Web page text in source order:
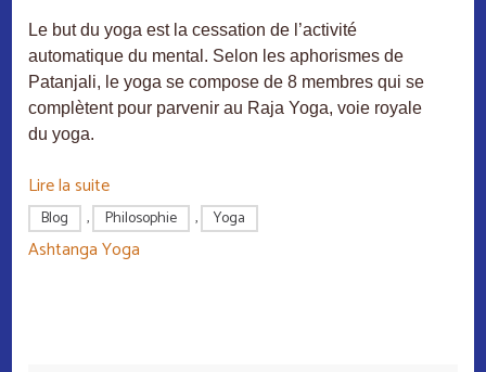
Le but du yoga est la cessation de l’activité
automatique du mental. Selon les aphorismes de
Patanjali, le yoga se compose de 8 membres qui se
complètent pour parvenir au Raja Yoga, voie royale
du yoga.
Lire la suite
Blog , Philosophie , Yoga
Ashtanga Yoga